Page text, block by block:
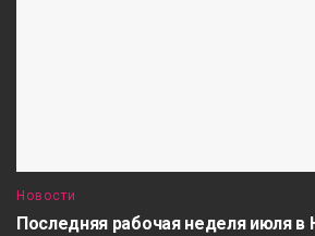
Новости
Последняя рабочая неделя июля в